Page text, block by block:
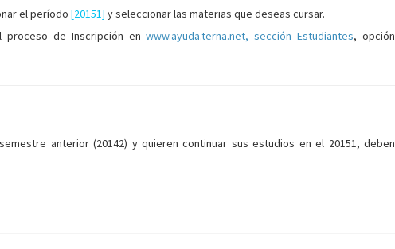
el período [20151] y seleccionar las materias que deseas cursar.
proceso de Inscripción enwww.ayuda.terna.net, sección Estudiantes, opción
anterior (20142) y quieren continuar sus estudios en el 20151, deben